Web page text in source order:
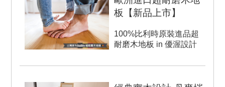
板【新品上市】
100%比利時原裝進品超
耐磨木地板 in 優渥設計
用...